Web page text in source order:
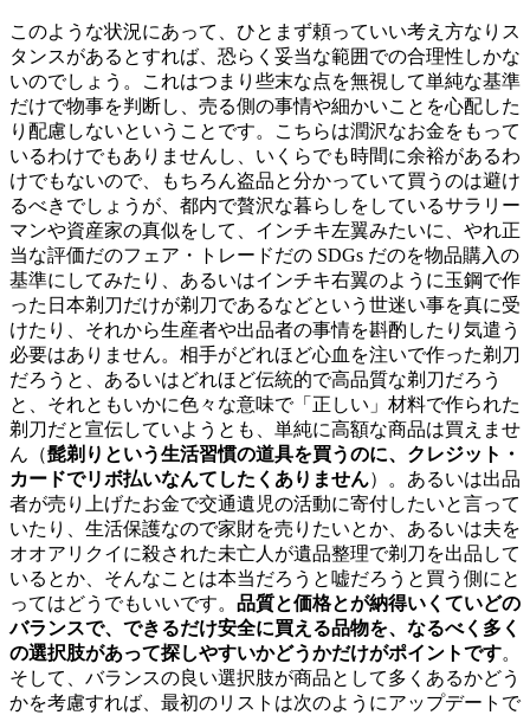
このような状況にあって、ひとまず頼っていい考え方なりス
タンスがあるとすれば、恐らく妥当な範囲での合理性しかな
いのでしょう。これはつまり些末な点を無視して単純な基準
だけで物事を判断し、売る側の事情や細かいことを心配した
り配慮しないということです。こちらは潤沢なお金をもって
いるわけでもありませんし、いくらでも時間に余裕があるわ
けでもないので、もちろん盗品と分かっていて買うのは避け
るべきでしょうが、都内で贅沢な暮らしをしているサラリー
マンや資産家の真似をして、インチキ左翼みたいに、やれ正
当な評価だのフェア・トレードだの SDGs だのを物品購入の
基準にしてみたり、あるいはインチキ右翼のように玉鋼で作
った日本剃刀だけが剃刀であるなどという世迷い事を真に受
けたり、それから生産者や出品者の事情を斟酌したり気遣う
必要はありません。相手がどれほど心血を注いで作った剃刀
だろうと、あるいはどれほど伝統的で高品質な剃刀だろう
と、それともいかに色々な意味で「正しい」材料で作られた
剃刀だと宣伝していようとも、単純に高額な商品は買えませ
ん（髭剃りという生活習慣の道具を買うのに、クレジット・
カードでリボ払いなんてしたくありません）。あるいは出品
者が売り上げたお金で交通遺児の活動に寄付したいと言って
いたり、生活保護なので家財を売りたいとか、あるいは夫を
オオアリクイに殺された未亡人が遺品整理で剃刀を出品して
いるとか、そんなことは本当だろうと嘘だろうと買う側にと
ってはどうでもいいです。 品質と価格とが納得いくていどの
バランスで、できるだけ安全に買える品物を、なるべく多く
の選択肢があって探しやすいかどうかだけがポイントです。
そして、バランスの良い選択肢が商品として多くあるかどう
かを考慮すれば、最初のリストは次のようにアップデートで